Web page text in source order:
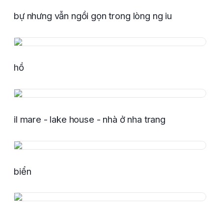
bự nhưng vẫn ngồi gọn trong lòng ng iu
hồ
il mare - lake house - nhà ở nha trang
biển